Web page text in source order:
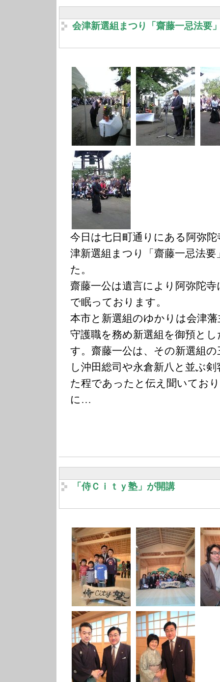
会津新選組まつり「齋藤一忌法要
今日は七日町通りにある阿弥
津新選組まつり「齋藤一忌法
た。
齋藤一公は遺言により阿弥陀
で眠っております。
本市と新選組のゆかりは会津
守護職を務め新選組を御預と
す。齋藤一公は、その新選組
し沖田総司や永倉新八と並ぶ
た程であったと伝え聞いてお
に…
「侍Ｃｉｔｙ塾」が開講